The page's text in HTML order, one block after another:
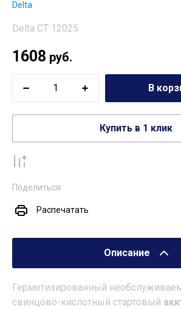
Delta
Delta CT 12025
1608 руб.
В
Купить в 1 клик
Поделиться
Распечатать
Описание
Герметизированный
cвинцово-кислотный стартовый